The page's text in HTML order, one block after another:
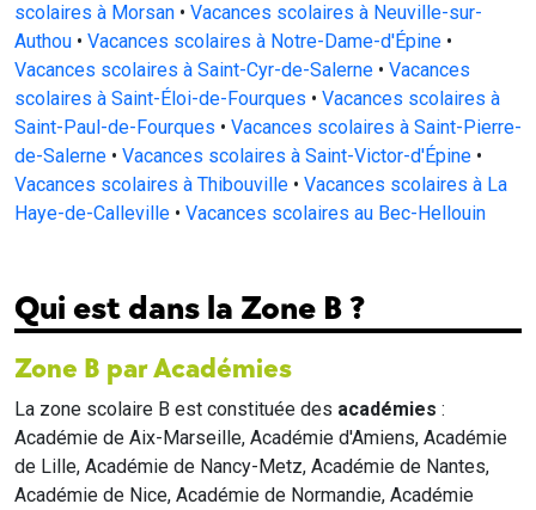
scolaires à Morsan • Vacances scolaires à Neuville-sur-
Authou • Vacances scolaires à Notre-Dame-d'Épine •
Vacances scolaires à Saint-Cyr-de-Salerne • Vacances
scolaires à Saint-Éloi-de-Fourques • Vacances scolaires à
Saint-Paul-de-Fourques • Vacances scolaires à Saint-Pierre-
de-Salerne • Vacances scolaires à Saint-Victor-d'Épine •
Vacances scolaires à Thibouville • Vacances scolaires à La
Haye-de-Calleville • Vacances scolaires au Bec-Hellouin
Qui est dans la Zone B ?
Zone B par Académies
La zone scolaire B est constituée des académies :
Académie de Aix-Marseille, Académie d'Amiens, Académie
de Lille, Académie de Nancy-Metz, Académie de Nantes,
Académie de Nice, Académie de Normandie, Académie